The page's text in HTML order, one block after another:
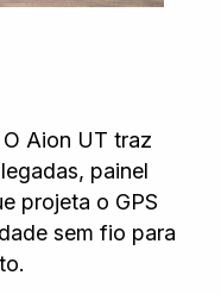
Aion UT traz
painel
projeta o GPS
sem fio para